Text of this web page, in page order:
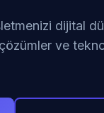
dijital
ve